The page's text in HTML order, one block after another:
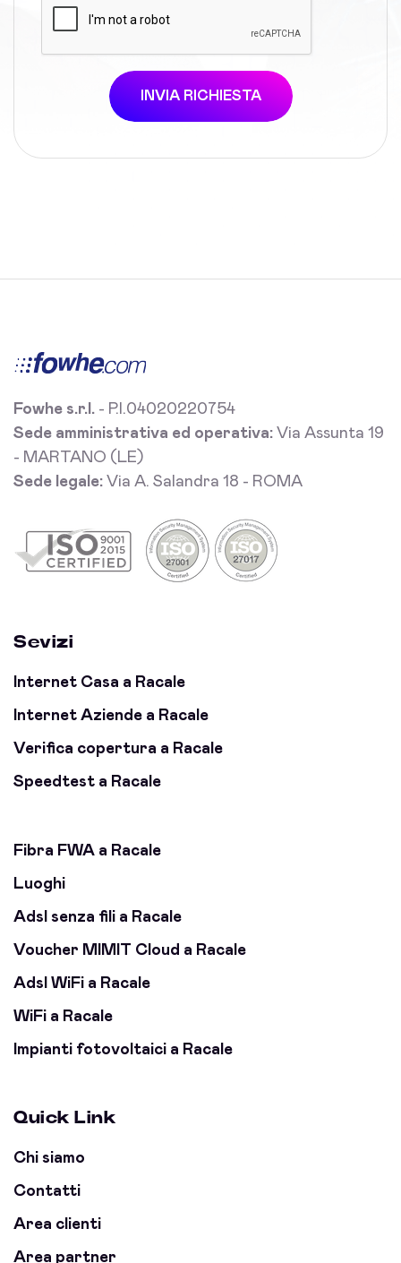
INVIA RICHIESTA
Fowhe s.r.l. - P.I.04020220754
Sede amministrativa ed operativa: Via Assunta 19
- MARTANO (LE)
Sede legale: Via A. Salandra 18 - ROMA
Sevizi
Internet Casa a Racale
Internet Aziende a Racale
Verifica copertura a Racale
Speedtest a Racale
Fibra FWA a Racale
Luoghi
Adsl senza fili a Racale
Voucher MIMIT Cloud a Racale
Adsl WiFi a Racale
WiFi a Racale
Impianti fotovoltaici a Racale
Quick Link
Chi siamo
Contatti
Area clienti
Area partner